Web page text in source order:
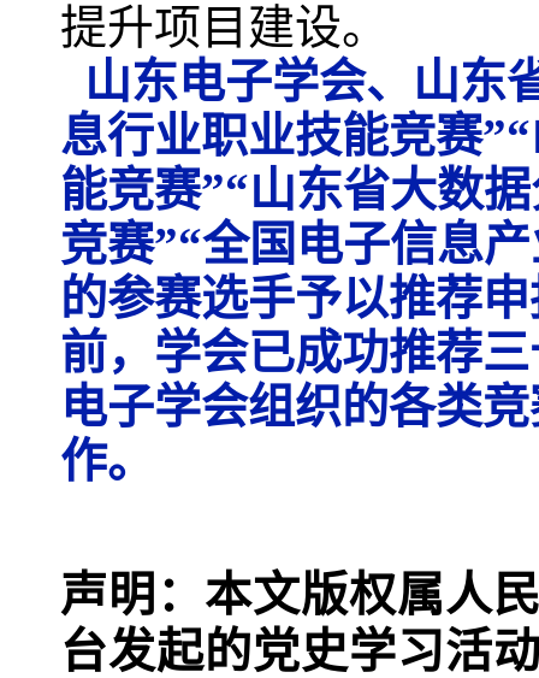
提升项目建设。
山东电子学会、山东
息行业职业技能竞赛
能竞赛”“山东省大数
竞赛”“全国电子信息
的参赛选手予以推荐
前，学会已成功推荐
电子学会组织的各类
作。
声明：本文版权属人
台发起的党史学习活